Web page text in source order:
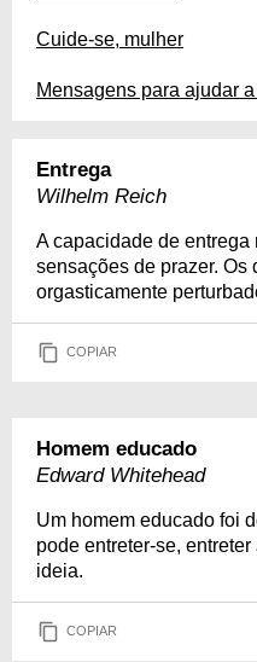
Cuide-se, mulher
Mensagens para ajudar
Entrega
Wilhelm Reich
A capacidade de
sensações de prazer. Os
orgasticamente
COPIAR
Homem educado
Edward Whitehead
Um homem educado foi
pode entreter-se,
ideia.
COPIAR